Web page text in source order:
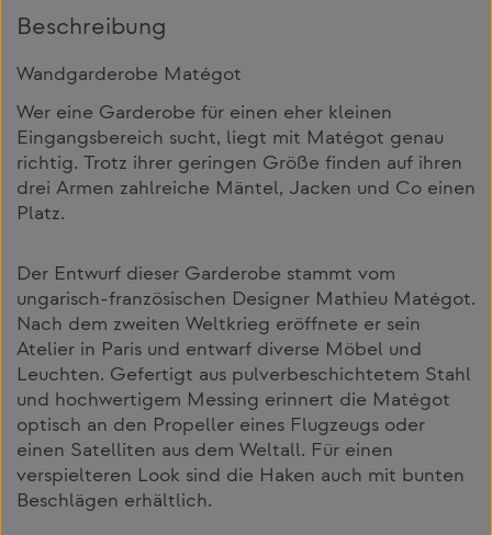
Beschreibung
Wandgarderobe Matégot
Wer eine Garderobe für einen eher kleinen
Eingangsbereich sucht, liegt mit Matégot genau
richtig. Trotz ihrer geringen Größe finden auf ihren
drei Armen zahlreiche Mäntel, Jacken und Co einen
Platz.
Der Entwurf dieser Garderobe stammt vom
ungarisch-französischen Designer Mathieu Matégot.
Nach dem zweiten Weltkrieg eröffnete er sein
Atelier in Paris und entwarf diverse Möbel und
Leuchten. Gefertigt aus pulverbeschichtetem Stahl
und hochwertigem Messing erinnert die Matégot
optisch an den Propeller eines Flugzeugs oder
einen Satelliten aus dem Weltall. Für einen
verspielteren Look sind die Haken auch mit bunten
Beschlägen erhältlich.